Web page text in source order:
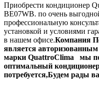
Приобрести кондиционер
BE07WB. по очень
профессиональную
установкой и условиями
в нашем офисе.Компания
является
марки QuattroClima мы
оптимальный
потребуется,Будем рады